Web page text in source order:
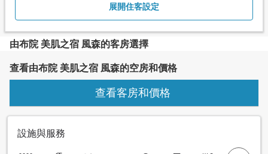
展開住客設定
由布院 美肌之宿 風森的客房選擇
查看由布院 美肌之宿 風森的空房和價格
查看客房和價格
設施與服務